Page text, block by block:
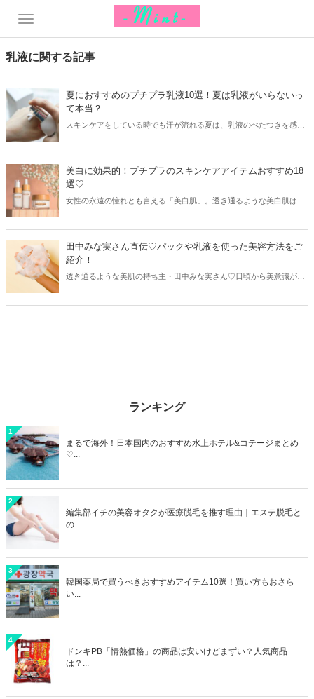
乳液に関する記事
夏におすすめのプチプラ乳液10選！夏は乳液がいらないっ
て本当？
スキンケアをしている時でも汗が流れる夏は、乳液のべたつきを感じ
てご紹介します。
美白に効果的！プチプラのスキンケアアイテムおすすめ18
選♡
女性の永遠の憧れとも言える「美白肌」。透き通るような美白肌は、
田中みな実さん直伝♡パックや乳液を使った美容方法をご
紹介！
透き通るような美肌の持ち主・田中みな実さん♡日頃から美意識が高
ランキング
1
まるで海外！日本国内のおすすめ水上ホテル&コテージまとめ
♡...
2
編集部イチの美容オタクが医療脱毛を推す理由｜エステ脱毛と
の...
3
韓国薬局で買うべきおすすめアイテム10選！買い方もおさら
い...
4
ドンキPB「情熱価格」の商品は安いけどまずい？人気商品
は？...